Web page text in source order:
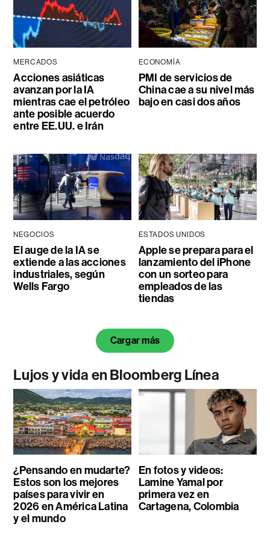
MERCADOS
Acciones asiáticas
avanzan por la IA
mientras cae el petróleo
ante posible acuerdo
entre EE.UU. e Irán
ECONOMÍA
PMI de servicios de
China cae a su nivel más
bajo en casi dos años
NEGOCIOS
El auge de la IA se
extiende a las acciones
industriales, según
Wells Fargo
ESTADOS UNIDOS
Apple se prepara para el
lanzamiento del iPhone
con un sorteo para
empleados de las
tiendas
Cargar más
Lujos y vida en Bloomberg Línea
¿Pensando en mudarte?
Estos son los mejores
países para vivir en
2026 en América Latina
y el mundo
En fotos y videos:
Lamine Yamal por
primera vez en
Cartagena, Colombia